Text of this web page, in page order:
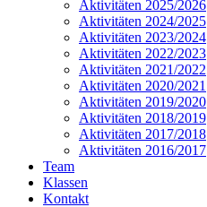
Aktivitäten 2025/2026
Aktivitäten 2024/2025
Aktivitäten 2023/2024
Aktivitäten 2022/2023
Aktivitäten 2021/2022
Aktivitäten 2020/2021
Aktivitäten 2019/2020
Aktivitäten 2018/2019
Aktivitäten 2017/2018
Aktivitäten 2016/2017
Team
Klassen
Kontakt